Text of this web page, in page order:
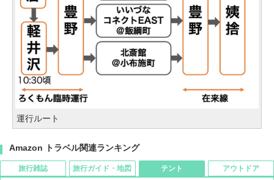
運行ルート
Amazon トラベル関連ランキング
旅行雑誌 旅行ガイド・地図 テント アウトドア